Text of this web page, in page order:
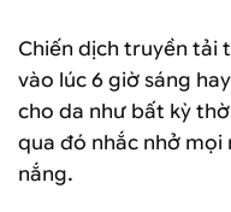
Chiến dịch truyền tải
vào lúc 6 giờ sáng
cho da như bất kỳ
qua đó nhắc nhở
nắng.